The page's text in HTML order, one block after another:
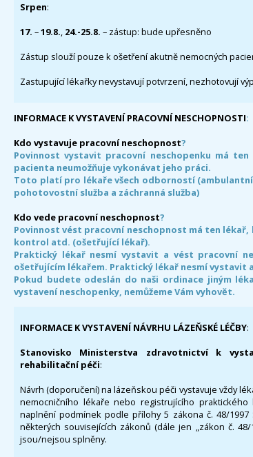
Srpen:
17. –19.8., 24.-25.8. – zástup: bude upřesněno
Zástup slouží pouze k ošetření akutně nemocných
Zastupující lékařky nevystavují potvrzení, nezhotovují
INFORMACE K VYSTAVENÍ PRACOVNÍ NESCHOPNOSTI:
Kdo vystavuje pracovní neschopnost?
Povinnost vystavit pracovní neschopenku má
pacienta neumožňuje vykonávat jeho práci.
Toto platí pro lékaře všech odborností
pohotovostní služba a záchranná služba)
Kdo vede pracovní neschopnost?
Povinnost vést pracovní neschopnost má ten
kontrol atd. (ošetřující lékař).
Praktický lékař nesmí vystavit a vést pracovní
ošetřujícím lékařem. Praktický lékař nesmí
Pokud budete odeslán do naši ordinace jiným
vystavení neschopenky, nemůžeme Vám vyhovět.
INFORMACE K VYSTAVENÍ NÁVRHU LÁZEŇSKÉ LÉČBY:
Stanovisko Ministerstva zdravotnictví k
rehabilitační péči:
Návrh (doporučení) na lázeňskou péči vystavuje vždy
nemocničního lékaře nebo registrujícího
naplnění podmínek podle přílohy 5 zákona č. 48/
některých souvisejících zákonů (dále jen „zákon č.
jsou/nejsou splněny.